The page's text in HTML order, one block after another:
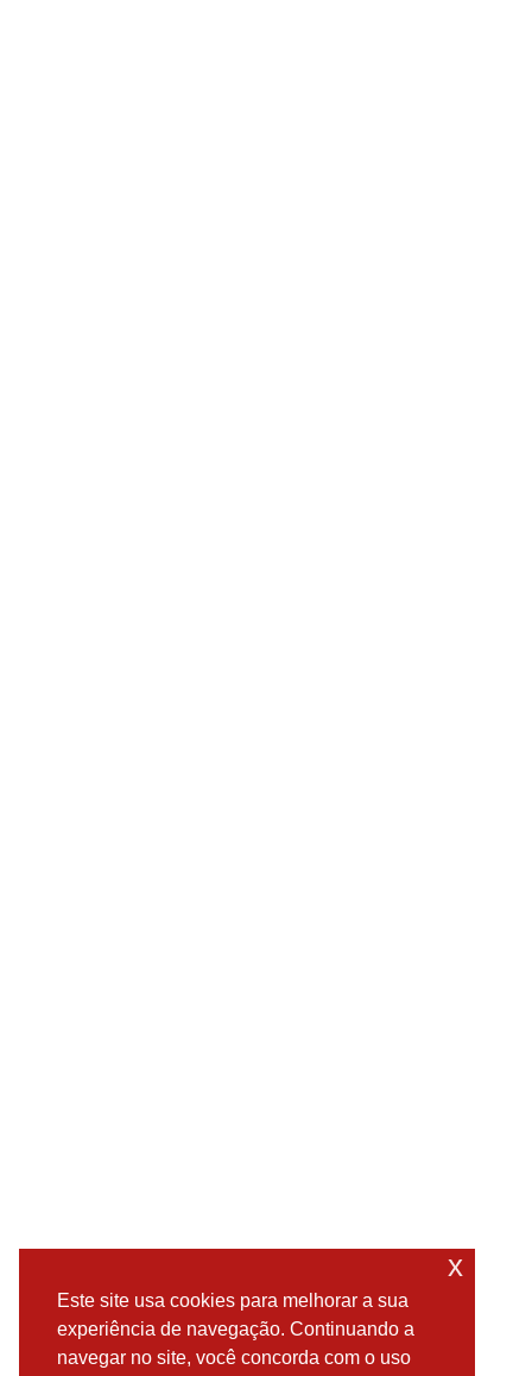
Este site usa cookies para melhorar a sua
experiência de navegação. Continuando a
navegar no site, você concorda com o uso
x